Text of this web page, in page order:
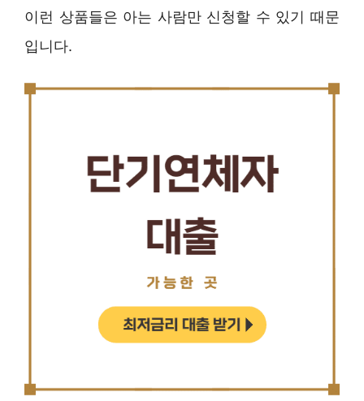
이런 상품들은 아는 사람만 신청할 수 있기 때문
입니다.